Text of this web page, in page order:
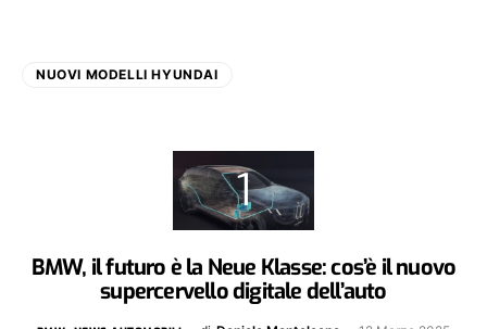
NUOVI MODELLI HYUNDAI
BMW, il futuro è la Neue Klasse: cos’è il nuovo
supercervello digitale dell’auto